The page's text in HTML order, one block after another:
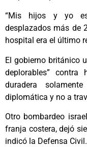
“Mis hijos y yo
desplazados más de
hospital era el último
El gobierno británico
deplorables”
duradera
diplomática y no a
Otro bombardeo
franja costera, dejó
indicó la Defensa Civil.